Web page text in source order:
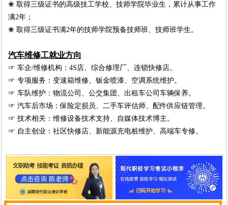
❀ 取得三级证书的高级技工学校、技师学院毕业生，累计从事工作
满2年；
❀ 取得三级证书满2年的技师学院预备技师班、技师班学生。
汽车维修工就业方向
☞ 车企/维修机构：4S店、综合修理厂、连锁快修店。
☞ 专项服务：变速箱维修、钣金喷漆、空调系统维护。
☞ 车队维护：物流公司、公交集团、出租车公司车辆保养。
☞ 汽车后市场：保险定损员、二手车评估师、配件供应链管理。
☞ 技术相关：维修设备技术支持、自媒体技术博主。
☞ 自主创业：社区快修店、新能源充电桩维护、高端车专修。